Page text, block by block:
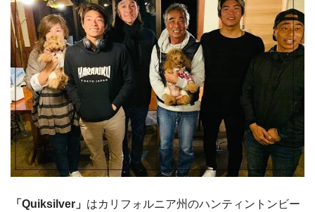
「Quiksilver」 はカリフォルニア州のハンティントンビー